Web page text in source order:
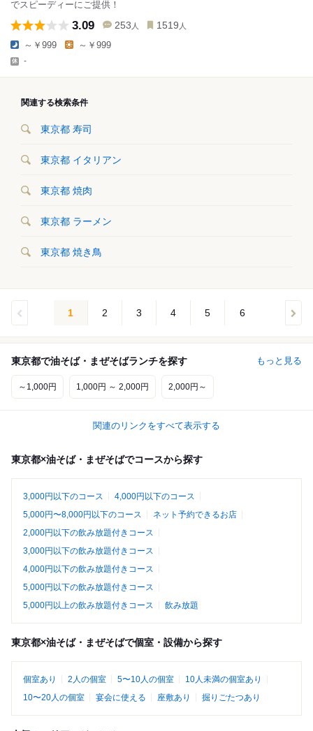
でスピーディーにご提供！
3.09 253 人 1519 人
～￥999 ～￥999
-
関連する検索条件
東京都 寿司
東京都 イタリアン
東京都 焼肉
東京都 ラーメン
東京都 焼き鳥
1 2 3 4 5 6
東京都で油そば・まぜそばランチを探す もっと見る
～1,000円 1,000円 ～ 2,000円 2,000円～
関連のリンクをすべて表示する
東京都×油そば・まぜそばでコースから探す
3,000円以下のコース
4,000円以下のコース
5,000円〜8,000円以下のコース
ネット予約できるお店
2,000円以下の飲み放題付きコース
3,000円以下の飲み放題付きコース
4,000円以下の飲み放題付きコース
5,000円以下の飲み放題付きコース
5,000円以上の飲み放題付きコース
飲み放題
東京都×油そば・まぜそばで個室・設備から探す
個室あり 2人の個室 5〜10人の個室
10人未満の個室あり
10〜20人の個室
宴会に使える 座敷あり 掘りごたつあり